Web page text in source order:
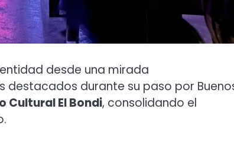
desde una mirada
destacados durante su paso por
Cultural El Bondi, consolidando el